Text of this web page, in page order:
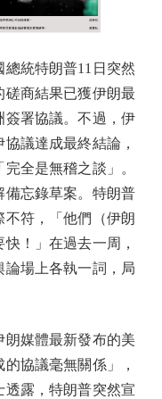
統特朗普11日突然
商結果已獲伊朗最
簽署協議。不過，伊
議達成最終結論，
全是無稽之談」。
備忘錄草案。特朗普
不符，「他們（伊朗
！」在過去一周，
論場上各執一詞，局
媒體最新發布的美
協議毫無關係」，
露，特朗普突然宣